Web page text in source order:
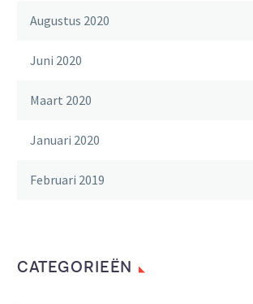
Augustus 2020
Juni 2020
Maart 2020
Januari 2020
Februari 2019
CATEGORIEËN